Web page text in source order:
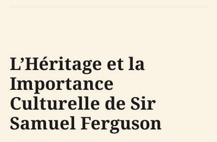
L’Héritage et la
Importance
Culturelle de Sir
Samuel Ferguson